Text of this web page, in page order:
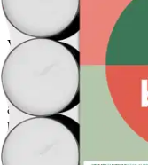
Valaise huone Bolsius-
palavat jopa 4 tuntia ja
tuikut tarjoavat parhaan
MaxAmbiance-
ainutlaatuinen
puuvillasydäntä, joka
sisällä palmuöljyä.
pakkauskokoina.